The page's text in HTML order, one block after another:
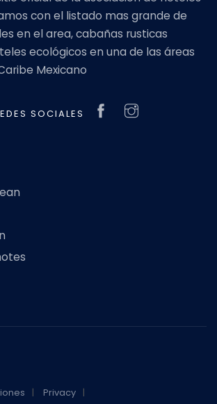
con el listado mas grande de
en el area, cabañas rusticas
ecológicos en una de las áreas
Mexicano
SOCIALES
Privacy